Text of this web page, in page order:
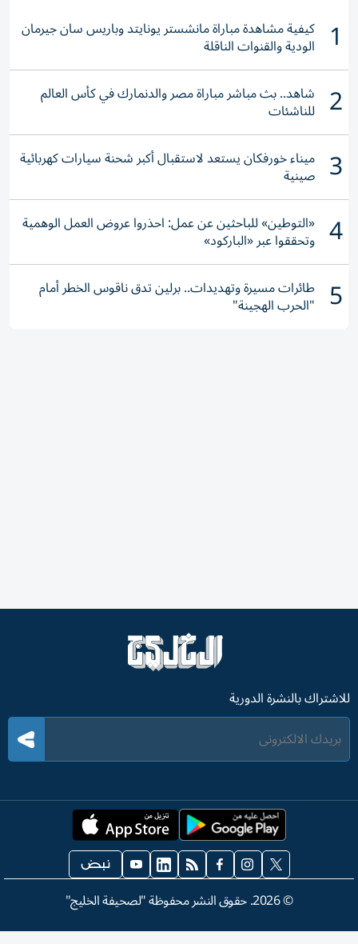
1 كيفية مشاهدة مباراة مانشستر يونايتد وباريس سان جيرمان
الودية والقنوات الناقلة
2 شاهد.. بث مباشر مباراة مصر والدنمارك في كأس العالم
للناشئات
3 ميناء خورفكان يستعد لاستقبال أكبر شحنة سيارات كهربائية
صينية
4 «التوطين» للباحثين عن عمل: احذروا عروض العمل الوهمية
وتحققوا عبر «الباركود»
5 طائرات مسيرة وتهديدات.. برلين تدق ناقوس الخطر أمام
"الحرب الهجينة"
للاشتراك بالنشرة الدورية
©
2026. حقوق النشر محفوظة "لصحيفة الخليج"